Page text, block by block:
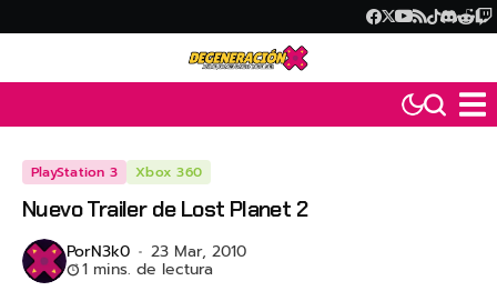
PlayStation 3 Xbox 360
Nuevo Trailer de Lost Planet 2
PorN3k0 23 Mar, 2010
1 mins. de lectura